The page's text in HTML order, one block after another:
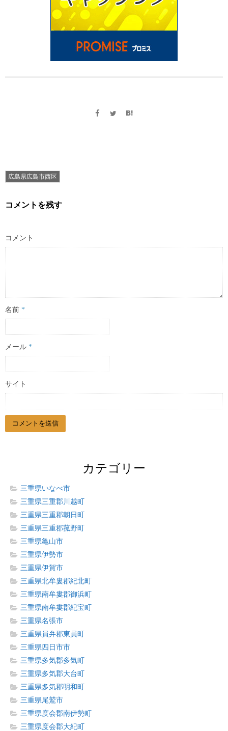
広島県広島市西区
コメントを残す
コメント
名前 *
メール *
サイト
カテゴリー
三重県いなべ市
三重県三重郡川越町
三重県三重郡朝日町
三重県三重郡菰野町
三重県亀山市
三重県伊勢市
三重県伊賀市
三重県北牟婁郡紀北町
三重県南牟婁郡御浜町
三重県南牟婁郡紀宝町
三重県名張市
三重県員弁郡東員町
三重県四日市市
三重県多気郡多気町
三重県多気郡大台町
三重県多気郡明和町
三重県尾鷲市
三重県度会郡南伊勢町
三重県度会郡大紀町